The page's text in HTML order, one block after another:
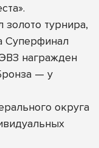
турнира,
Суперфинал
награжден
— у
округа